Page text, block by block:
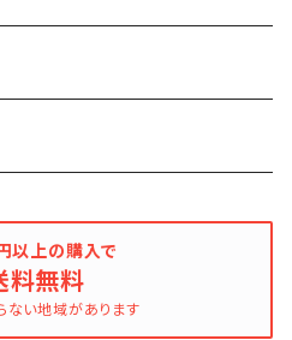
リー/コンピ
上の購入で
料無料
ない地域があります